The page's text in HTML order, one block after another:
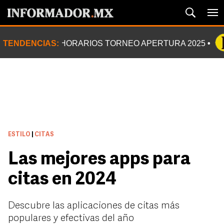
TENDENCIAS: HORARIOS TORNEO APERTURA 2025
ESTILO CITAS
Las mejores apps para
citas en 2024
Descubre las aplicaciones de citas más
populares y efectivas del año